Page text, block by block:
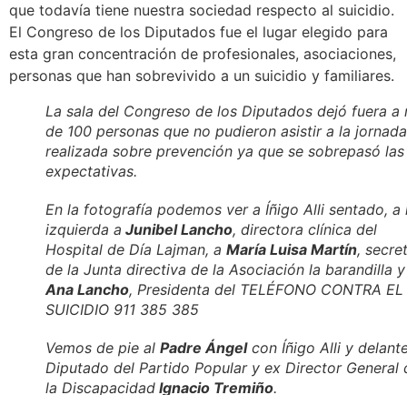
que todavía tiene nuestra sociedad respecto al suicidio.
El Congreso de los Diputados fue el lugar elegido para
esta gran concentración de profesionales, asociaciones,
personas que han sobrevivido a un suicidio y familiares.
La sala del Congreso de los Diputados dejó fuera a
de 100 personas que no pudieron asistir a la jornada
realizada sobre prevención ya que se sobrepasó las
expectativas.
En la fotografía podemos ver a Íñigo Alli sentado, a
izquierda a Junibel Lancho, directora clínica del
Hospital de Día Lajman, a María Luisa Martín,
de la Junta directiva de la Asociación la barandilla
Ana Lancho, Presidenta del TELÉFONO CONTRA EL
SUICIDIO 911 385 385
Vemos de pie al Padre Ángelcon Íñigo Alli y
Diputado del Partido Popular y ex Director General
la Discapacidad Ignacio Tremiño.